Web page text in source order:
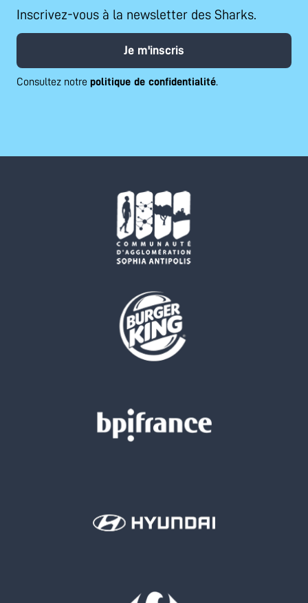
Inscrivez-vous à la newsletter des Sharks.
Je m'inscris
Consultez notre politique de confidentialité.